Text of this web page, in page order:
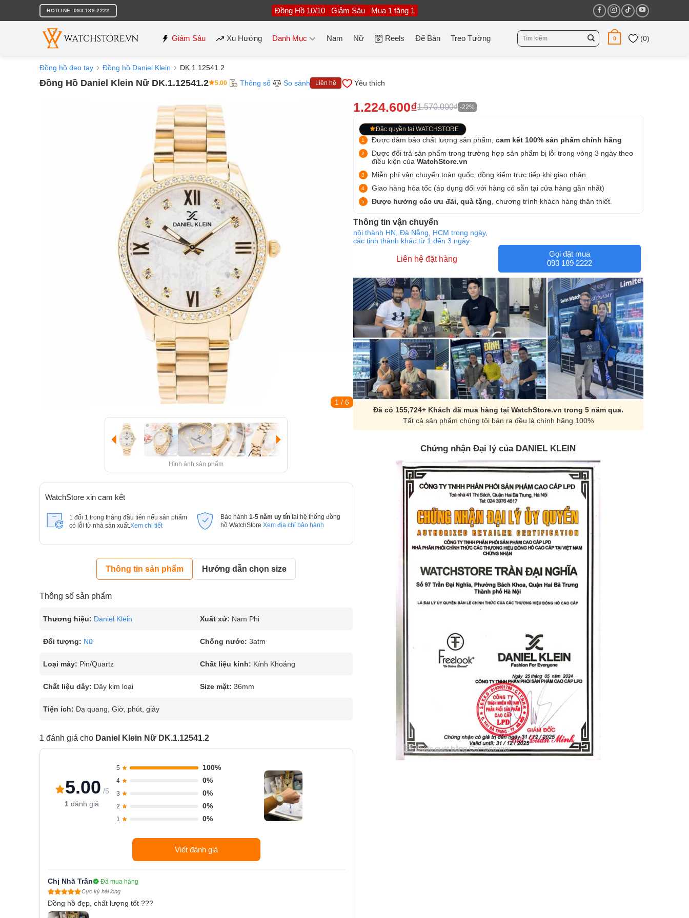
nội
HOTLINE: 093.189.2222 Đồng Hồ 10/10 Giảm Sâu Mua 1 tặng 1
Giảm Sâu Xu Hướng Danh Mục Nam Nữ Reels Để Bàn Treo Tường
Tìm
kiếm:
0 (0)
Đồng hồ đeo tay Đồng hồ Daniel Klein DK.1.12541.2
Đồng Hồ Daniel Klein Nữ DK.1.12541.2 5.00 Thông số So sánh Liên hệ Yêu thích
1 / 6
Hình ảnh sản phẩm
WatchStore xin cam kết
1 đổi 1 trong tháng đầu tiên nếu sản phẩm
có lỗi từ nhà sản xuất. Xem chi tiết
Bảo hành 1-5 năm uy tín tại hệ thống đồng
hồ WatchStore Xem địa chỉ bảo hành
Thông tin sản phẩm Hướng dẫn chọn size
Thông số sản phẩm
Thương hiệu: Daniel Klein Xuất xứ: Nam Phi
Đối tượng: Nữ Chống nước: 3atm
Loại máy: Pin/Quartz Chất liệu kính: Kính Khoáng
Chất liệu dây: Dây kim loại Size mặt: 36mm
Tiện ích: Dạ quang, Giờ, phút, giây
1 đánh giá cho Daniel Klein Nữ DK.1.12541.2
5.00 /5
1 đánh giá
5 100%
4 0%
3 0%
2 0%
1 0%
Viết đánh giá
Chị Nhã Trân Đã mua hàng
Cực kỳ hài lòng
Đồng hồ đẹp, chất lượng tốt ???
1.224.600₫1.570.000₫ -22%
Đặc quyền tại WATCHSTORE
Được đảm bảo chất lượng sản phẩm, cam kết 100% sản phẩm chính hãng
Được đổi trả sản phẩm trong trường hợp sản phẩm bị lỗi trong vòng 3 ngày theo
điều kiện của WatchStore.vn
Miễn phí vận chuyển toàn quốc, đồng kiểm trực tiếp khi giao nhận.
Giao hàng hỏa tốc (áp dụng đối với hàng có sẵn tại cửa hàng gần nhất)
Được hưởng các ưu đãi, quà tặng , chương trình khách hàng thân thiết.
Thông tin vận chuyển
nội thành HN, Đà Nẵng, HCM trong ngày,
các tỉnh thành khác từ 1 đến 3 ngày
Liên hệ đặt hàng
Gọi đặt mua
093 189 2222
Đã có 155,724+ Khách đã mua hàng tại WatchStore.vn trong 5 năm qua.
Tất cả sản phẩm chúng tôi bán ra đều là chính hãng 100%
Chứng nhận Đại lý của DANIEL KLEIN